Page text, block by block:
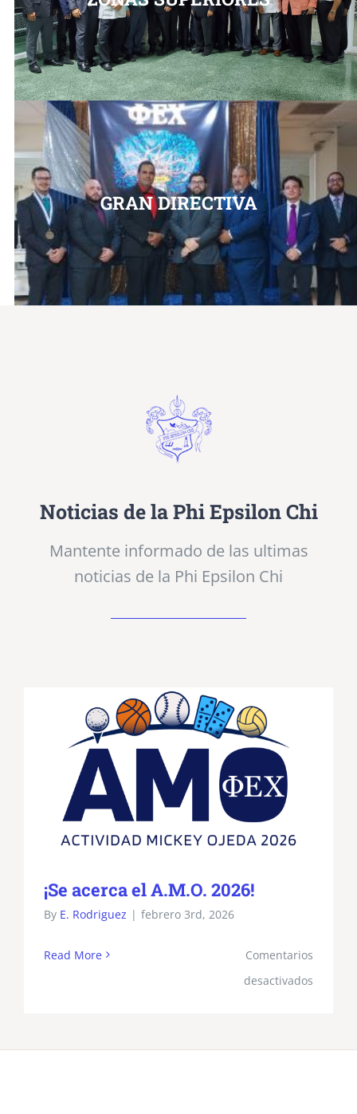
GRAN DIRECTIVA
Noticias de la Phi Epsilon Chi
Mantente informado de las ultimas
noticias de la Phi Epsilon Chi
¡Se acerca el A.M.O. 2026!
By E. Rodriguez | febrero 3rd, 2026
Read More
Comentarios
desactivados